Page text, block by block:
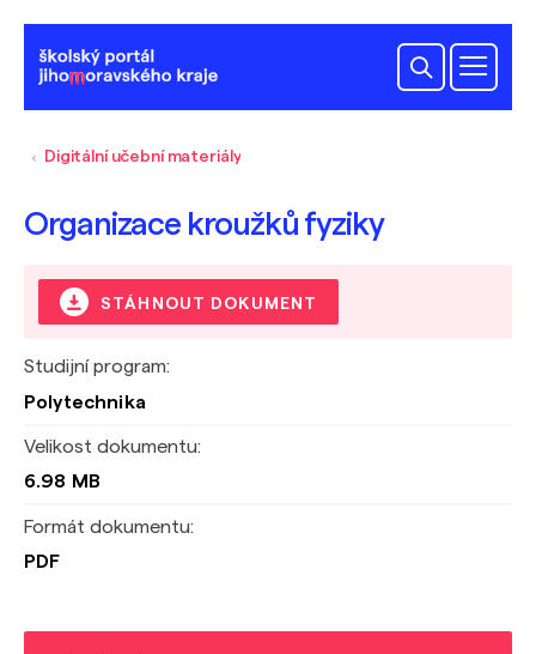
Digitální učební materiály
Organizace kroužků fyziky
STÁHNOUT DOKUMENT
Studijní program:
Polytechnika
Velikost dokumentu:
6.98 MB
Formát dokumentu:
PDF